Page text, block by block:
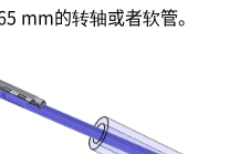
mm的转轴或者软管。